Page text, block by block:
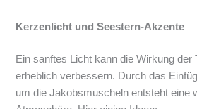
Kerzenlicht und Seestern-Akzente
Ein sanftes Licht kann die Wirkung der
erheblich verbessern. Durch das
um die Jakobsmuscheln entsteht eine